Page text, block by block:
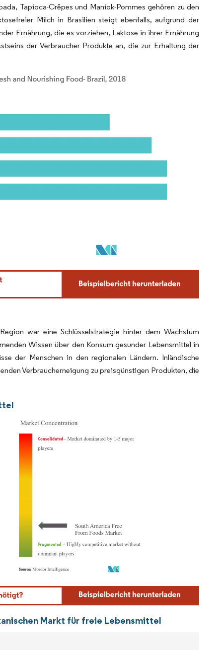
Tapioca-Crêpes und Maniok-Pommes gehören zu den
Milch in Brasilien steigt ebenfalls, aufgrund der
Ernährung, die es vorziehen, Laktose in ihrer Ernährung
der Verbraucher Produkte an, die zur Erhaltung der
war eine Schlüsselstrategie hinter dem Wachstum
Wissen über den Konsum gesunder Lebensmittel in
der Menschen in den regionalen Ländern. Inländische
Verbraucherneigung zu preisgünstigen Produkten, die
Intelligence. Wiederverwendung erfordert Namensnennung gemäß CC BY 4.0.
Markt für freie Lebensmittel